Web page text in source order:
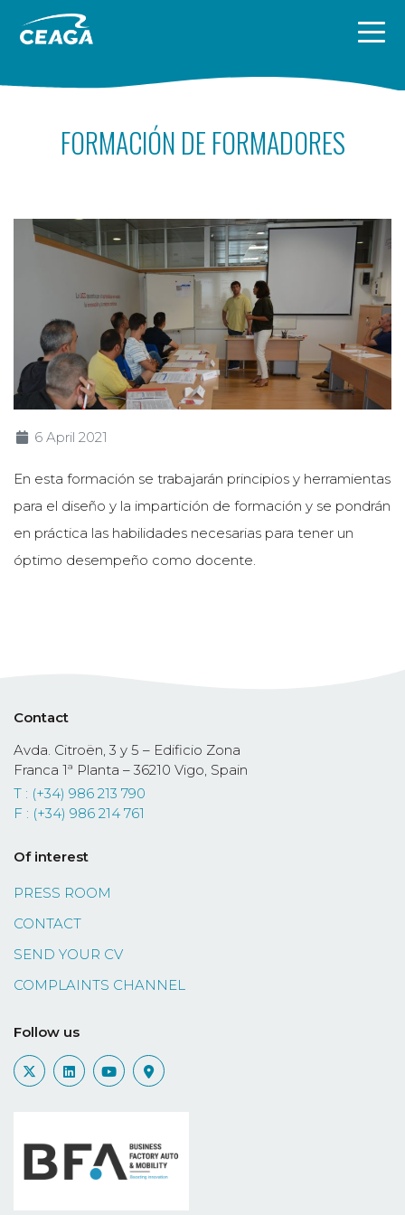
Skip to content
FORMACIÓN DE FORMADORES
6 April 2021
En esta formación se trabajarán principios y herramientas
para el diseño y la impartición de formación y se pondrán
en práctica las habilidades necesarias para tener un
óptimo desempeño como docente.
Contact
Avda. Citroën, 3 y 5 – Edificio Zona
Franca 1ª Planta – 36210 Vigo, Spain
T : (+34) 986 213 790
F : (+34) 986 214 761
Of interest
PRESS ROOM
CONTACT
SEND YOUR CV
COMPLAINTS CHANNEL
Follow us